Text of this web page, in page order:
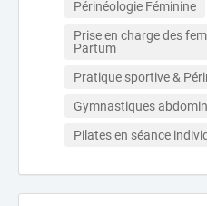
Périnéologie Féminine
Prise en charge des
Partum
Pratique sportive &
Gymnastiques
Pilates en séance